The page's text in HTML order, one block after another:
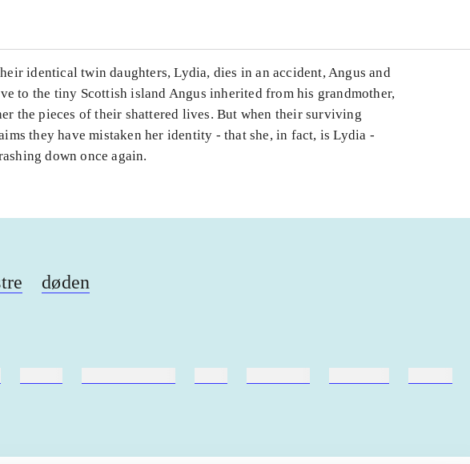
identical twin daughters, Lydia, dies in an accident, Angus and
to the tiny Scottish island Angus inherited from his grandmother,
the pieces of their shattered lives. But when their surviving
they have mistaken her identity - that she, in fact, is Lydia -
down once again.
døden